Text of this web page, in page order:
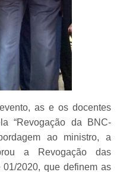
as e os docentes
“Revogação da BNC-
ao ministro, a
a Revogação das
2020, que definem as